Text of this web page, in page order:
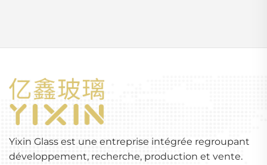
Yixin Glass est une entreprise intégrée regroupant
développement, recherche, production et vente.